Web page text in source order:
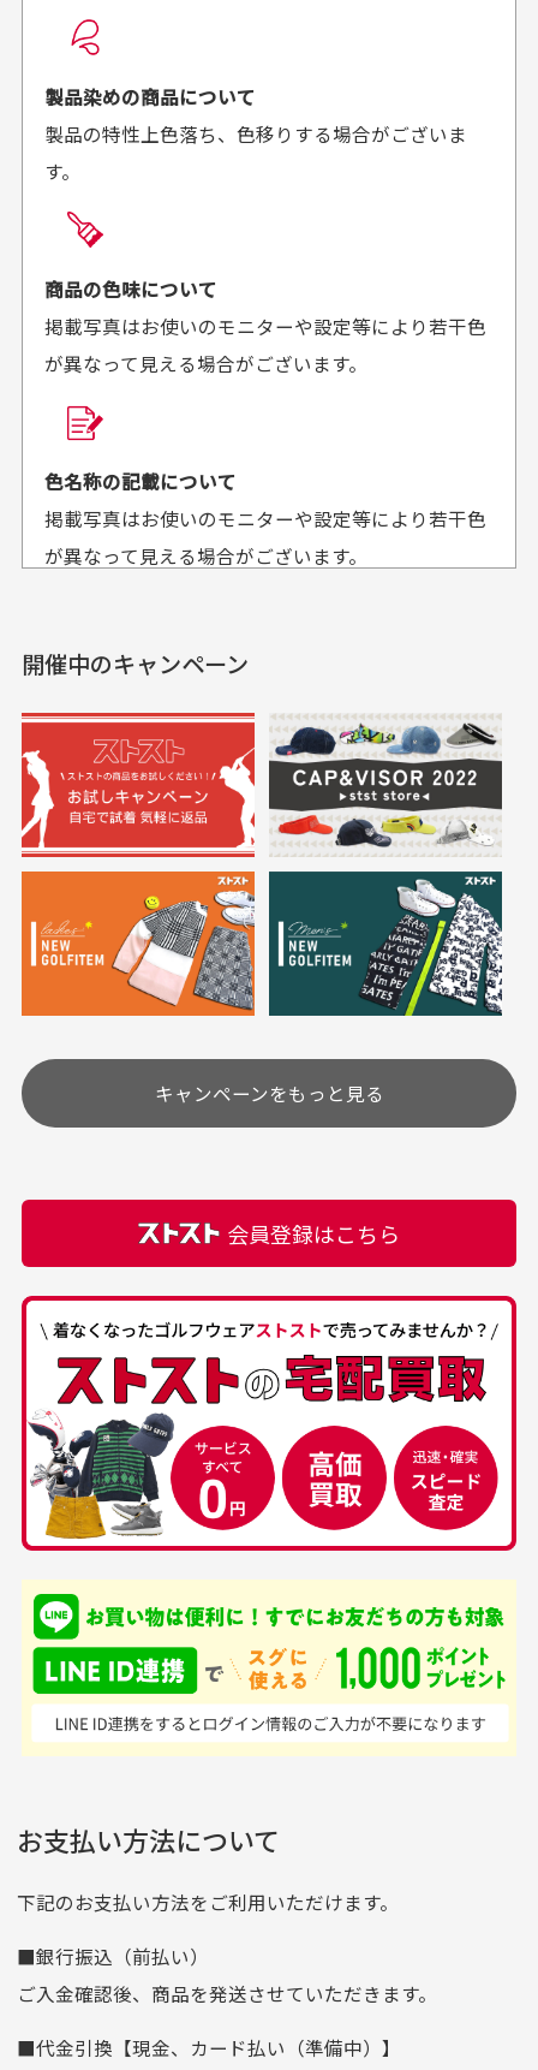
良かった！
がとうございます。丁寧
に梱包されていて、商品
の状態も良好でした。気
があればよろしくお願い
来ました。またお願いし
セールかつポイント
も使えて、お得に購
入出来ました
セールかつポイントも使
満足です。
おります
欲しかったスカートが購
30代女性
高価なブルゾンがお
高価なブルゾンがお安く
購入できました。状態も
最高でした。
30代女性
いつも素敵な商品を
す
美品です。いつも素敵な
商品をありがとうござい
ます。
30代男性
中古ゴルフウェアの
品揃えがすごい
て、ここまでゴルフブラ
ンドの取り扱いがあるの
はすごい。 毎日たくさ
んの商品がアップされて
いるので新作チェックす
50代男性
安心して中古ウェア
を買えるお店です
ており商品を大切にして
いる感が伝わってきまし
た 「フロント部分に汚
れあり」と記載ありまし
[…]
お届け希望日時をご指定頂けます。
ご注文時にご指定下さい。
商品の受け渡しは、ゆうパックでの配送のみとさせて
頂いております。
商品購入からどれくらいで発送してもらえます
か？
平日午前9時までのご注文で最短当日発送させて頂いて
おります。
せて頂いております。
送料はいくらかかりますか？
何点ご購入頂いた場合も全国一律で800円とさせて頂
いております。(1配送先につき)
また5,000円(税込)以上お買い物をして頂けた場合は送
※必ず１つのショッピングカートに複数商品を入れて
ご注文下さいませ。
定休日はありますか？
土.日.祝日は定休日となっております。
その他の休日につきましてはサイト上にて告知させて
頂きます。
カートの有効時間はありますか？
は自動的にカート内の商品が削除されますのでご注意
下さい。
お気に入り機能をご利用下さい。
製品染めの商品について
製品の特性上色落ち、色移りする場合がございま
す。
商品の色味について
掲載写真はお使いのモニターや設定等により若干色
が異なって見える場合がございます。
色名称の記載について
掲載写真はお使いのモニターや設定等により若干色
が異なって見える場合がございます。
実寸サイズについて
一点一点手作業で計測しておりますので、若干の誤
差が生じる場合がございます。
においについて
ユーズド商品の特性故、メンテンスを行っておりま
すが、におい（煙草、香水、お香、古着特有の香
り、柔軟剤等)が付着している場合がございます。
付属品について
付属品の記載につきましては、弊社に入荷した時点
ある場合もございます。
経年劣化について
当店では商品の管理には細心の注意を払っておりま
すが、経年により素材の劣化やパーツの強度低下が
生じている場合がございます。
銀行振込（前払い）
入金確認後商品発送となります。
※土曜、日曜、祝日は入金確認及び発送業務は致しておりま
せん。
尚、お振込み手数料はお客様ご負担となります。入金確認後
商品発送となります。
ご注文頂いてから7日以内をお振込み期限とさせ
りますのでご了承くださいませ。
支店名
和歌山支店
口座種別
普通
口座番号
0255557
口座名義
株式会社一条
申し込まれた商品と届いた商品が異なっている場合
商品説明に記載されていない汚れやダメージがある商品
の場合
開催中のキャンペーン
キャンペーンをもっと見る
会員登録はこちら
お支払い方法について
下記のお支払い方法をご利用いただけます。
■銀行振込（前払い）
ご入金確認後、商品を発送させていただきます。
■代金引換【現金、カード払い（準備中）】